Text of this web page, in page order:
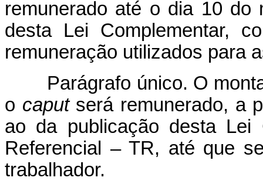
remunerado até o dia 10 do
desta Lei Complementar,
remuneração utilizados para
Parágrafo único. O
o caput será remunerado, a
ao da publicação desta Lei
Referencial – TR, até que
trabalhador.